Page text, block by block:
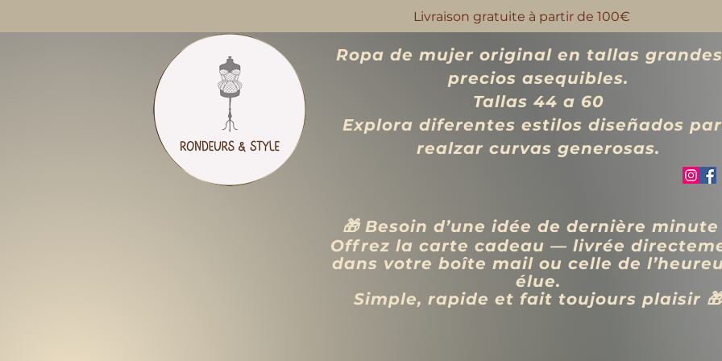
Ropa de mujer original en tallas
precios asequibles.
Tallas 44 a 60
Explora diferentes estilos diseñados
realzar curvas generosas.
🎁 Besoin d’une idée de dernière minute
Offrez la carte cadeau — livrée
dans votre boîte mail ou celle de
élue.
Simple, rapide et fait toujours plaisir
Livraison gratuite à partir de 100€